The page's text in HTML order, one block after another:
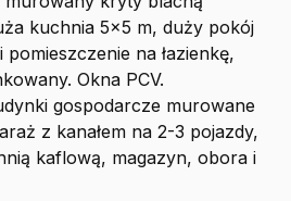
kuchnia 5x5 m, duży pokój
na łazienkę,
Okna PCV.
gospodarcze murowane
z kanałem na 2-3 pojazdy,
kaflową, magazyn, obora i